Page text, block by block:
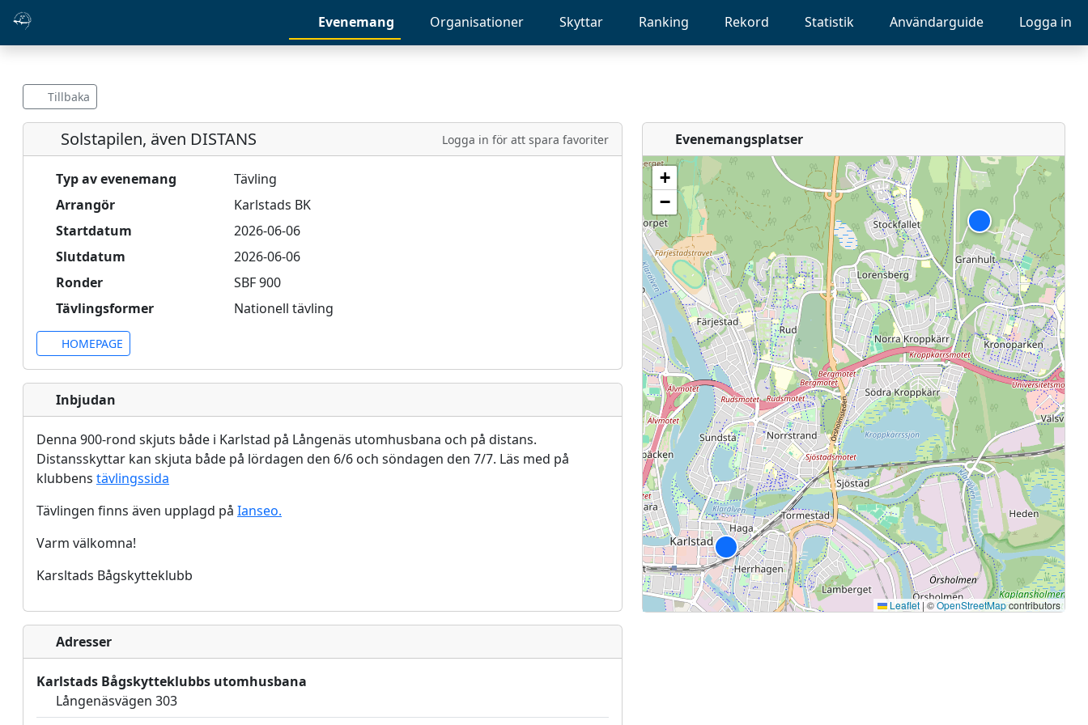
Evenemang Organisationer Skyttar Ranking Rekord Statistik Användarguide Logga in
Tillbaka
Solstapilen, även DISTANS Logga in för att spara favoriter
Typ av evenemang
Tävling
Arrangör
Karlstads BK
Startdatum
2026-06-06
Slutdatum
2026-06-06
Ronder
SBF 900
Tävlingsformer
Nationell tävling
HOMEPAGE
Inbjudan
Denna 900-rond skjuts både i Karlstad på Långenäs utomhusbana och på distans.
Distansskyttar kan skjuta både på lördagen den 6/6 och söndagen den 7/7. Läs med på
klubbens tävlingssida
Tävlingen finns även upplagd på Ianseo.
Varm välkomna!
Karsltads Bågskytteklubb
Adresser
Karlstads Bågskytteklubbs utomhusbana
Långenäsvägen 303
Evenemangsplatser
+
−
Leaflet|©OpenStreetMapcontributors